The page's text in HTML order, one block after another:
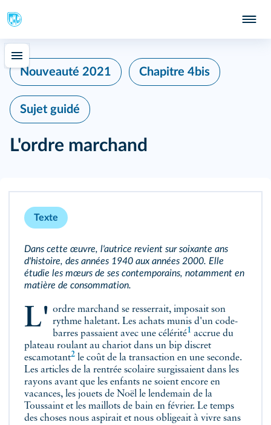
Nouveauté 2021 Chapitre 4bis
Sujet guidé
L'ordre marchand
Texte
Dans cette œuvre, l'autrice revient sur soixante ans
d'histoire, des années 1940 aux années 2000. Elle
étudie les mœurs de ses contemporains, notamment en
matière de consommation.
L'ordre marchand se resserrait, imposait son rythme haletant. Les achats munis d'un code-
barres passaient avec une célérité1 accrue du
plateau roulant au chariot dans un bip discret
escamotant2 le coût de la transaction en une seconde.
Les articles de la rentrée scolaire surgissaient dans les
rayons avant que les enfants ne soient encore en
vacances, les jouets de Noël le lendemain de la
Toussaint et les maillots de bain en février. Le temps
des choses nous aspirait et nous obligeait à vivre sans